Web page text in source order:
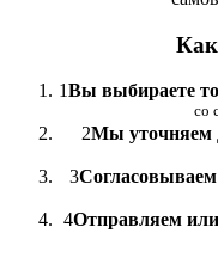
1Вы выбираете
со
2Мы уточняем
3Согласовываем
4Отправляем